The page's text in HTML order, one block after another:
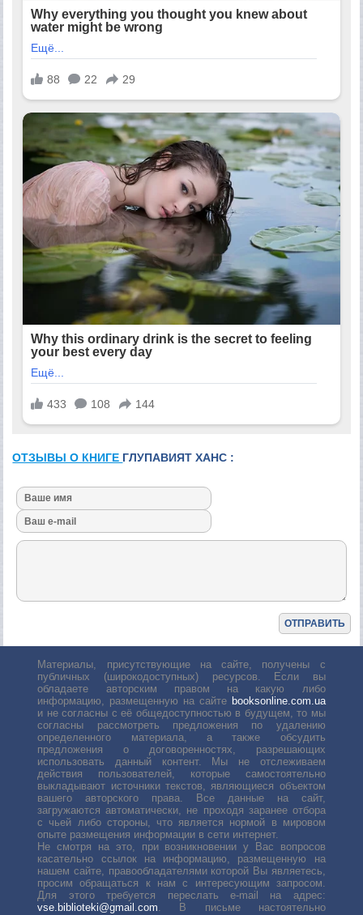
ОТЗЫВЫ О КНИГЕ ГЛУПАВИЯТ ХАНС :
Материалы, присутствующие на сайте, получены с
публичных (широкодоступных) ресурсов. Если вы
обладаете авторским правом на какую либо
информацию, размещенную на сайте booksonline.com.ua
и не согласны с её общедоступностью в будущем, то мы
согласны рассмотреть предложения по удалению
определенного материала, а также обсудить
предложения о договоренностях, разрешающих
использовать данный контент. Мы не отслеживаем
действия пользователей, которые самостоятельно
выкладывают источники текстов, являющиеся объектом
вашего авторского права. Все данные на сайт,
загружаются автоматически, не проходя заранее отбора
с чьей либо стороны, что является нормой в мировом
опыте размещения информации в сети интернет.
Не смотря на это, при возникновении у Вас вопросов
касательно ссылок на информацию, размещенную на
нашем сайте, правообладателями которой Вы являетесь,
просим обращаться к нам с интересующим запросом.
Для этого требуется переслать е-mail на адрес:
vse.biblioteki@gmail.com. В письме настоятельно